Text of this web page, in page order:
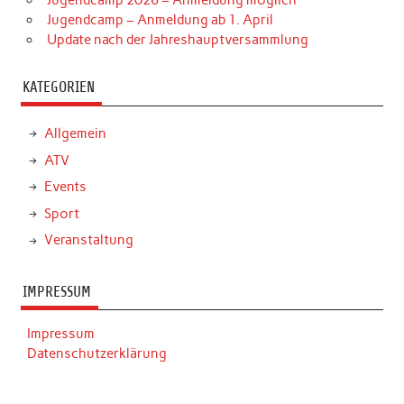
Jugendcamp – Anmeldung ab 1. April
Update nach der Jahreshauptversammlung
KATEGORIEN
Allgemein
ATV
Events
Sport
Veranstaltung
IMPRESSUM
Impressum
Datenschutzerklärung